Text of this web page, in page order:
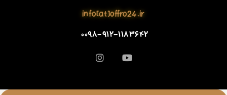
info[at]offro24.ir
۰۰۹۸-۹۱۲-۱۱۸۳۶۴۲